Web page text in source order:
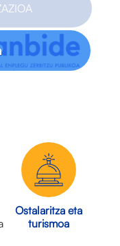
Ostalaritza eta
turismoa